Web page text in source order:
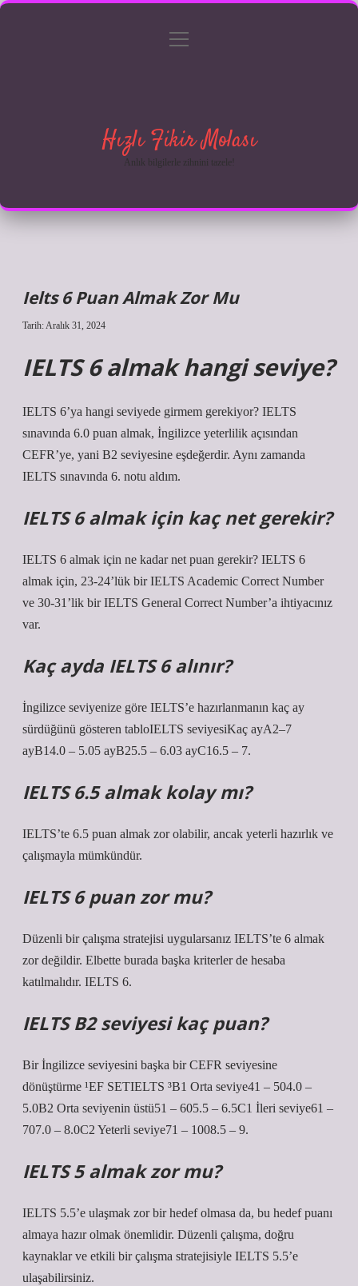
Gizlilik Politikası
menüyü
Hızlı Fikir Molası
Anlık bilgilerle zihnini tazele!
Ielts 6 Puan Almak Zor Mu
Tarih: Aralık 31, 2024
IELTS 6 almak hangi seviye?
IELTS 6’ya hangi seviyede girmem gerekiyor? IELTS
sınavında 6.0 puan almak, İngilizce yeterlilik açısından
CEFR’ye, yani B2 seviyesine eşdeğerdir. Aynı zamanda
IELTS sınavında 6. notu aldım.
IELTS 6 almak için kaç net gerekir?
IELTS 6 almak için ne kadar net puan gerekir? IELTS 6
almak için, 23-24’lük bir IELTS Academic Correct Number
ve 30-31’lik bir IELTS General Correct Number’a ihtiyacınız
var.
Kaç ayda IELTS 6 alınır?
İngilizce seviyenize göre IELTS’e hazırlanmanın kaç ay
sürdüğünü gösteren tabloIELTS seviyesiKaç ayA2–7
ayB14.0 – 5.05 ayB25.5 – 6.03 ayC16.5 – 7.
IELTS 6.5 almak kolay mı?
IELTS’te 6.5 puan almak zor olabilir, ancak yeterli hazırlık ve
çalışmayla mümkündür.
IELTS 6 puan zor mu?
Düzenli bir çalışma stratejisi uygularsanız IELTS’te 6 almak
zor değildir. Elbette burada başka kriterler de hesaba
katılmalıdır. IELTS 6.
IELTS B2 seviyesi kaç puan?
Bir İngilizce seviyesini başka bir CEFR seviyesine
dönüştürme ¹EF SETIELTS ³B1 Orta seviye41 – 504.0 –
5.0B2 Orta seviyenin üstü51 – 605.5 – 6.5C1 İleri seviye61 –
707.0 – 8.0C2 Yeterli seviye71 – 1008.5 – 9.
IELTS 5 almak zor mu?
IELTS 5.5’e ulaşmak zor bir hedef olmasa da, bu hedef puanı
almaya hazır olmak önemlidir. Düzenli çalışma, doğru
kaynaklar ve etkili bir çalışma stratejisiyle IELTS 5.5’e
ulaşabilirsiniz.